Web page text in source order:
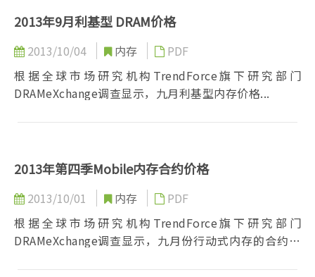
2013年9月利基型 DRAM价格
2013/10/04 内存
PDF
根据全球市场研究机构TrendForce旗下研究部门
DRAMeXchange调查显示，九月利基型内存价格...
2013年第四季Mobile内存合约价格
2013/10/01 内存
PDF
根据全球市场研究机构TrendForce旗下研究部门
DRAMeXchange调查显示，九月份行动式内存的合约价